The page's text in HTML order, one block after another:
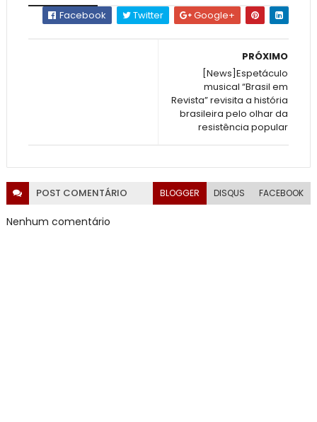
Facebook
Twitter Google+
PRÓXIMO
[News]Espetáculo
musical “Brasil em
Revista” revisita a história
brasileira pelo olhar da
resistência popular
POST COMENTÁRIO BLOGGER DISQUS FACEBOOK
Nenhum comentário